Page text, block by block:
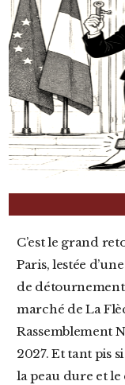
C’est le grand retour du Phénix de la Sarthe. À peine descendue des marches du tribunal de
Paris, lestée
de détournement
marché de La
Rassemblement
2027. Et tant pis
la peau dure et